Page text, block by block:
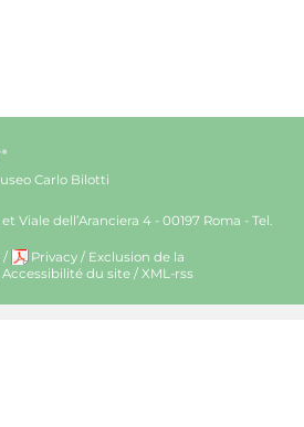
Carlo Bilotti
Viale dell’Aranciera 4 - 00197 Roma - Tel.
/ Privacy / Exclusion de la
Accessibilité du site / XML-rss